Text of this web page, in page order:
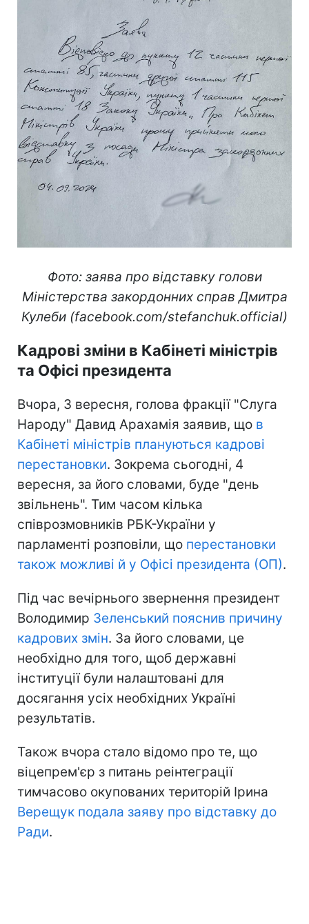
Фото: заява про відставку голови
Міністерства закордонних справ Дмитра
Кулеби (facebook.com/stefanchuk.official)
Кадрові зміни в Кабінеті міністрів
та Офісі президента
Вчора, 3 вересня, голова фракції "Слуга
Народу" Давид Арахамія заявив, що в
Кабінеті міністрів плануються кадрові
перестановки. Зокрема сьогодні, 4
вересня, за його словами, буде "день
звільнень". Тим часом кілька
співрозмовників РБК-України у
парламенті розповіли, що перестановки
також можливі й у Офісі президента (ОП).
Під час вечірнього звернення президент
Володимир Зеленський пояснив причину
кадрових змін. За його словами, це
необхідно для того, щоб державні
інституції були налаштовані для
досягання усіх необхідних Україні
результатів.
Також вчора стало відомо про те, що
віцепрем'єр з питань реінтеграції
тимчасово окупованих територій Ірина
Верещук подала заяву про відставку до
Ради.